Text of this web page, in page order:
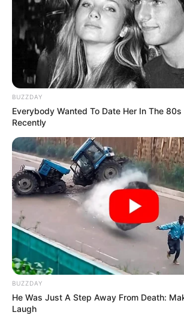
BUZZDAY
Everybody Wanted To Date Her In The 80s
Recently
BUZZDAY
He Was Just A Step Away From Death:
Laugh